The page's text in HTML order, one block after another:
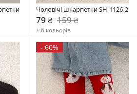
Чоловічі шкарпетки SH-1126-2
79 ₴ 159 ₴
+ 6 кольорів
- 60%